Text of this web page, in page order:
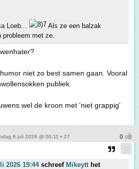
Loeb...
Als ze een balzak
probleem met ze.
niet zo best samen gaan. Vooral
publiek.
wel de kroon met 'niet grappig'
6 juli 2026 @ 00:11 • 27
2026 19:44schreef Mikeytt het